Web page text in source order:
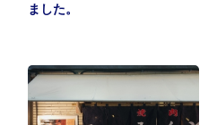
ました。